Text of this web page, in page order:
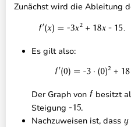
Zunächst wird die Ableitung
Es gilt also:
Der Graph von besitzt
Steigung
.
Nachzuweisen ist, dass